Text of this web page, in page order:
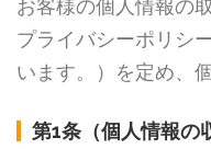
お客様の個人情報の
プライバシーポリシ
います。）を定め、
第1条（個人情報の